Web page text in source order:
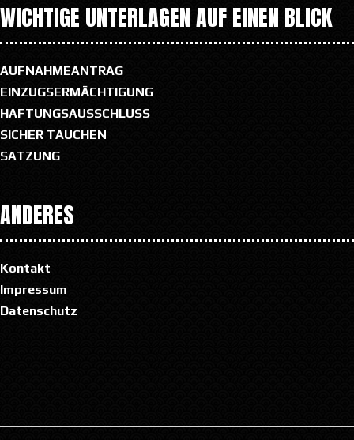
WICHTIGE UNTERLAGEN AUF EINEN BLICK
AUFNAHMEANTRAG
EINZUGSERMÄCHTIGUNG
HAFTUNGSAUSSCHLUSS
SICHER TAUCHEN
SATZUNG
ANDERES
Kontakt
Impressum
Datenschutz